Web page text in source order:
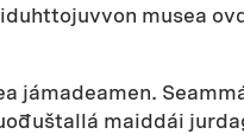
musea
jámadeamen.
maiddái